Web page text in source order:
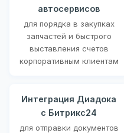
автосервисов
для порядка в закупках
запчастей и быстрого
выставления счетов
корпоративным клиентам
Интеграция Диадока
с Битрикс24
для отправки документов